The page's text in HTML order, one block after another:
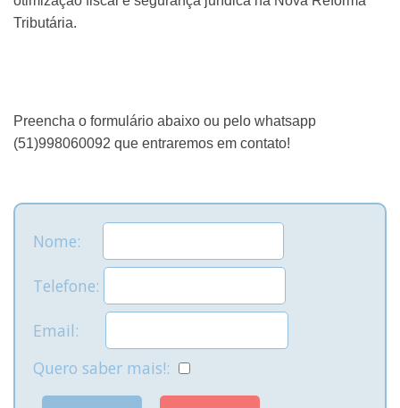
Tributária.
Preencha o formulário abaixo ou pelo whatsapp
(51)998060092 que entraremos em contato!
Nome:
Telefone:
Email:
Quero saber mais!: